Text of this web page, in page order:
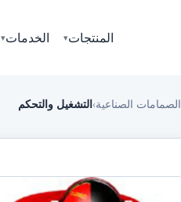
المنتجات▾ الخدمات▾
الصمامات الصناعية› التشغيل والتحكم